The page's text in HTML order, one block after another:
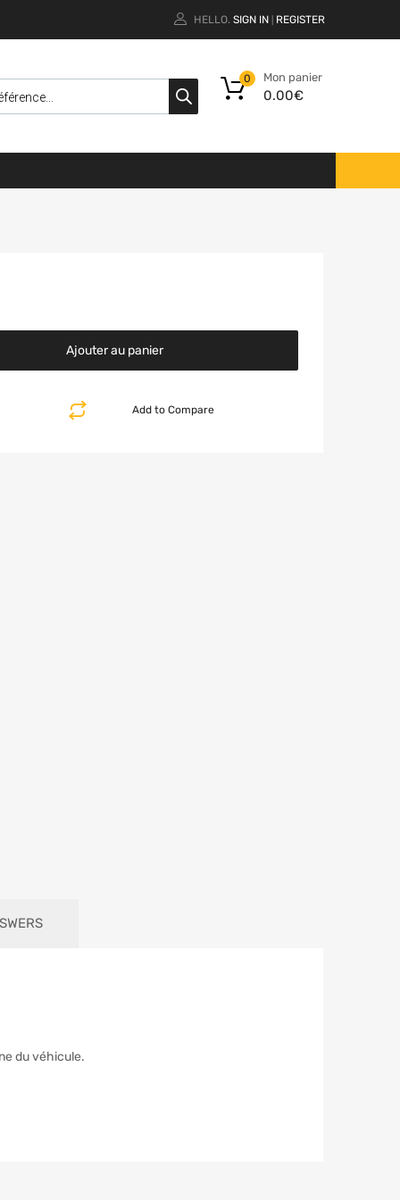
HELLO. SIGN IN REGISTER
Mon panier
0.00€
0
Ajouter au panier
Add to Compare
du véhicule.